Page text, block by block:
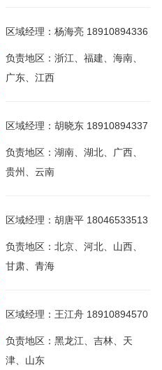
区域经理：杨海亮 18910894336
负责地区：浙江、福建、海南、
广东、江西
区域经理：胡晓东 18910894337
负责地区：湖南、湖北、广西、
贵州、云南
区域经理：胡唐平 18046533513
负责地区：北京、河北、山西、
甘肃、青海
区域经理：王江舟 18910894570
负责地区：黑龙江、吉林、天
津、山东